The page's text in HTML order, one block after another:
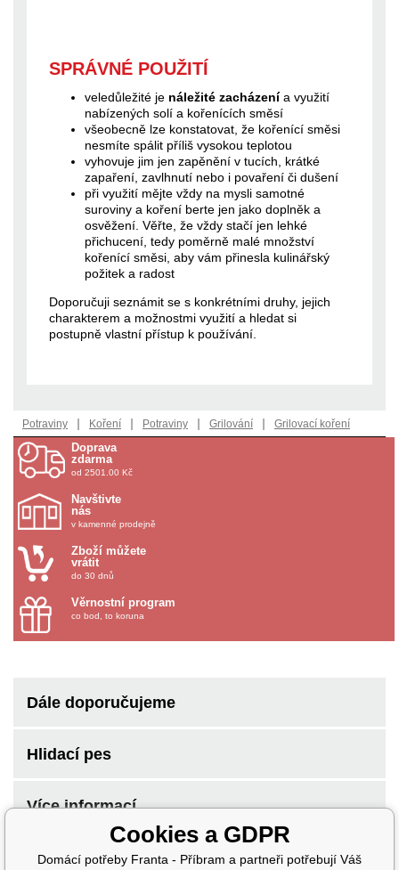
SPRÁVNÉ POUŽITÍ
veledůležité je náležité zacházenía využití
nabízených solí a kořenících směsí
všeobecně lze konstatovat, že kořenící směsi
nesmíte spálit příliš vysokou teplotou
vyhovuje jim jen zapěnění v tucích, krátké
zapaření, zavlhnutí nebo i povaření či dušení
při využití mějte vždy na mysli samotné
suroviny a koření berte jen jako doplněk a
osvěžení. Věřte, že vždy stačí jen lehké
přichucení, tedy poměrně malé množství
kořenící směsi, aby vám přinesla kulinářský
požitek a radost
Doporučuji seznámit se s konkrétními druhy, jejich
charakterem a možnostmi využití a hledat si
postupně vlastní přístup k používání.
Potraviny | Koření | Potraviny | Grilování | Grilovací koření
Doprava
zdarma
od 2501.00 Kč
Navštivte
nás
v kamenné prodejně
Zboží můžete
vrátit
do 30 dnů
Věrnostní program
co bod, to koruna
Dále doporučujeme
Hlidací pes
Více informací
Cookies a GDPR
Domácí potřeby Franta - Příbram a partneři potřebují Váš